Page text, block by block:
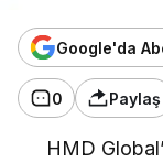
Google'da
0 Paylaş
HMD